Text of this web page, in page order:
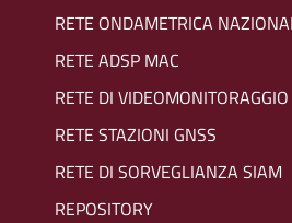
RETE ONDAMETRICA
RETE ADSP MAC
RETE DI
RETE STAZIONI GNSS
RETE DI SORVEGLIANZA SIAM
REPOSITORY